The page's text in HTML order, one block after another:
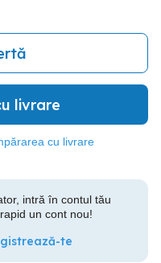
livrare
cu livrare
intră în contul tău
un cont nou!
te